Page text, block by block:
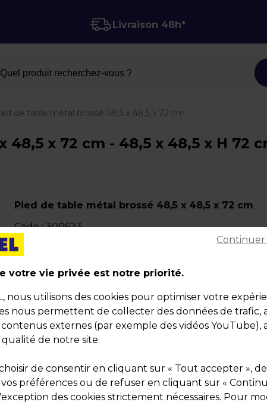
Livraison 48h*
Quel produit recherchez-vous ?
de table métal brossé 48,5 x 48,5 x 72 cm
x 72 cm - 48,5 x 48,5 x H 72
Pied de table métal brossé 48,5 x 48,5 x 72 cm
Code :300623
Matière : Métal
Poids : 11,00 kg
votre vie privée est notre priorité.
nous utilisons des cookies pour optimiser votre
nous permettent de collecter des données de trafic,
externes (par exemple des vidéos YouTube),
de notre site.
de consentir en cliquant sur « Tout accepter », de
préférences ou de refuser en cliquant sur «
des cookies strictement nécessaires. Pour
Continuer